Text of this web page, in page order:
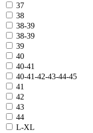
37
38
38-39
38-39
39
40
40-41
40-41-42-43-44-45
41
42
43
44
L-XL